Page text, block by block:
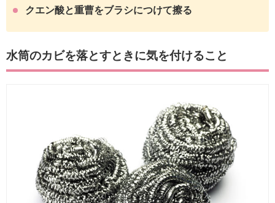
クエン酸と重曹をブラシにつけて擦る
水筒のカビを落とすときに気を付けること